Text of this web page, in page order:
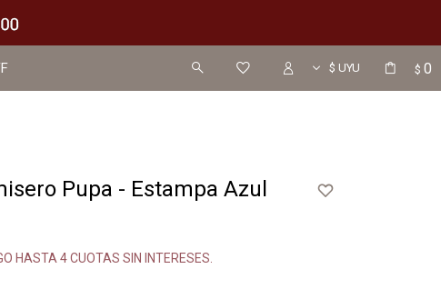
$ 0
Pupa - Estampa Azul
HASTA 4 CUOTAS SIN INTERESES.